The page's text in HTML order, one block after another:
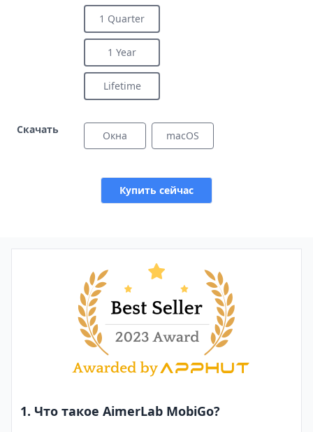
1 Quarter
1 Year
Lifetime
Скачать Окна macOS
Купить сейчас
1. Что такое AimerLab MobiGo?